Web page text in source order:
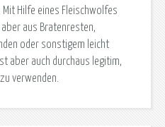
Mit Hilfe eines Fleischwolfes
aber aus Bratenresten,
oder sonstigem leicht
aber auch durchaus legitim,
verwenden.